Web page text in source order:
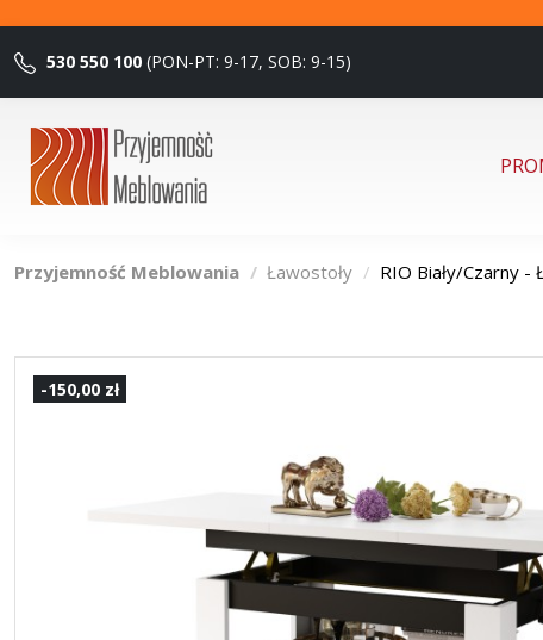
530 550 100 (PON-PT: 9-17, SOB: 9-15)
Przyjemność Meblowania Ławostoły RIO Biały/Czarny -
-150,00 zł